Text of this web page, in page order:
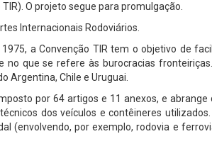
O projeto segue para promulgação.
Internacionais Rodoviários.
a Convenção TIR tem o objetivo de
no que se refere às burocracias
Argentina, Chile e Uruguai.
por 64 artigos e 11 anexos, e
dos veículos e contêineres
(envolvendo, por exemplo, rodovia e